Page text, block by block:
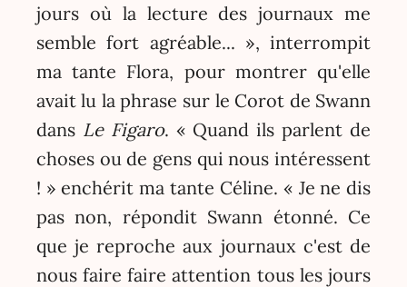
jours où la lecture des journaux me
semble fort agréable... », interrompit
ma tante Flora, pour montrer qu'elle
avait lu la phrase sur le Corot de Swann
dans Le Figaro. « Quand ils parlent de
choses ou de gens qui nous intéressent
! » enchérit ma tante Céline. « Je ne dis
pas non, répondit Swann étonné. Ce
que je reproche aux journaux c'est de
nous faire faire attention tous les jours